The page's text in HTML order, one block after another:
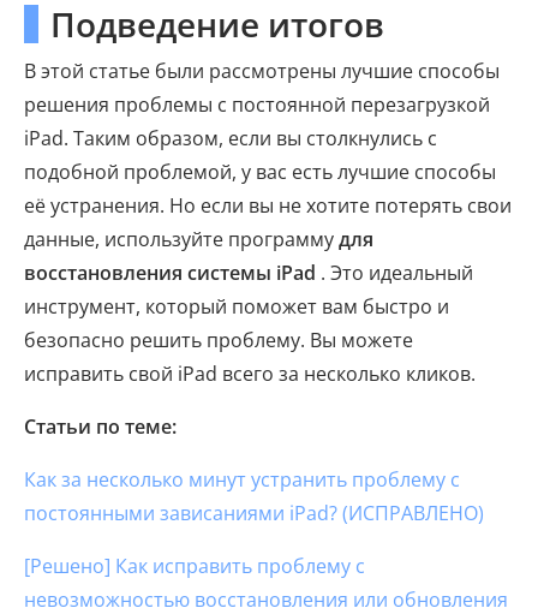
Подведение итогов
В этой статье были рассмотрены лучшие способы
решения проблемы с постоянной перезагрузкой
iPad. Таким образом, если вы столкнулись с
подобной проблемой, у вас есть лучшие способы
её устранения. Но если вы не хотите потерять свои
данные, используйте программудля
восстановления системы iPad . Это идеальный
инструмент, который поможет вам быстро и
безопасно решить проблему. Вы можете
исправить свой iPad всего за несколько кликов.
Статьи по теме:
Как за несколько минут устранить проблему с
постоянными зависаниями iPad? (ИСПРАВЛЕНО)
[Решено] Как исправить проблему с
невозможностью восстановления или обновления